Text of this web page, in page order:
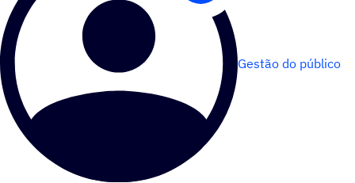
Gestão do público